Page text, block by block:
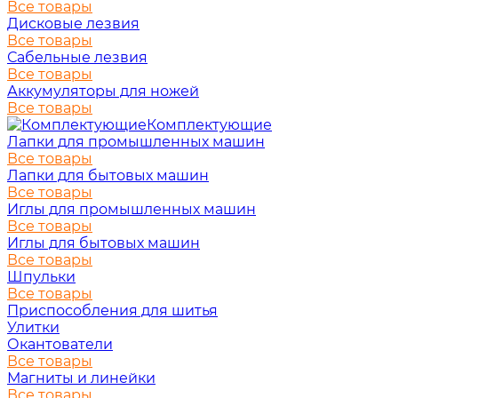
Все товары
Дисковые лезвия
Все товары
Сабельные лезвия
Все товары
Аккумуляторы для ножей
Все товары
Комплектующие
Лапки для промышленных машин
Все товары
Лапки для бытовых машин
Все товары
Иглы для промышленных машин
Все товары
Иглы для бытовых машин
Все товары
Шпульки
Все товары
Приспособления для шитья
Улитки
Окантователи
Все товары
Магниты и линейки